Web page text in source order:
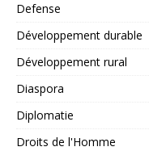
Defense
Développement durable
Développement rural
Diaspora
Diplomatie
Droits de l'Homme